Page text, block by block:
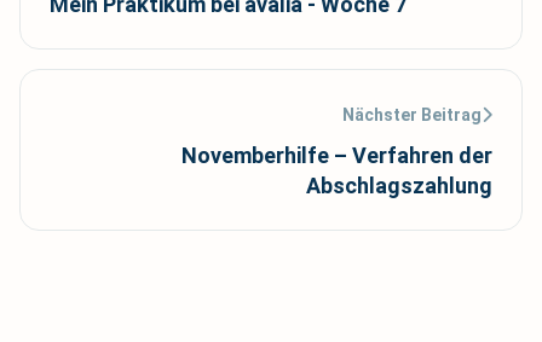
Nächster Beitrag
Novemberhilfe – Verfahren der
Abschlagszahlung